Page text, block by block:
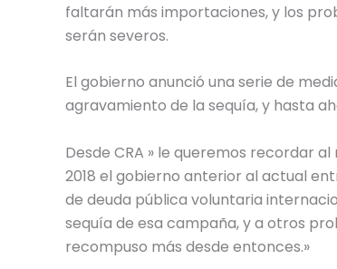
faltarán más importaciones, y los
serán severos.
El gobierno anunció una serie de
agravamiento de la sequía, y hasta
Desde CRA » le queremos recordar
2018 el gobierno anterior al actual
de deuda pública voluntaria
sequía de esa campaña, y a otros
recompuso más desde entonces.»